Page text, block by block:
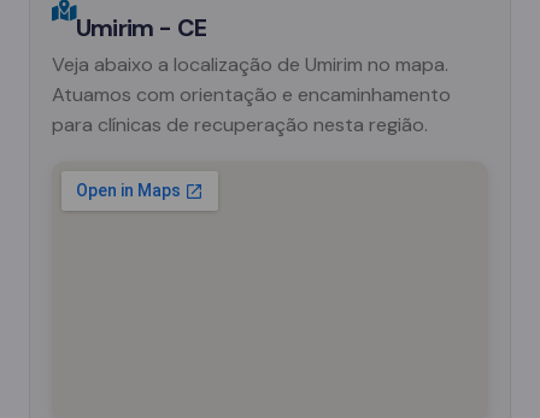
Umirim - CE
Veja abaixo a localização de Umirim no mapa.
Atuamos com orientação e encaminhamento
para clínicas de recuperação nesta região.